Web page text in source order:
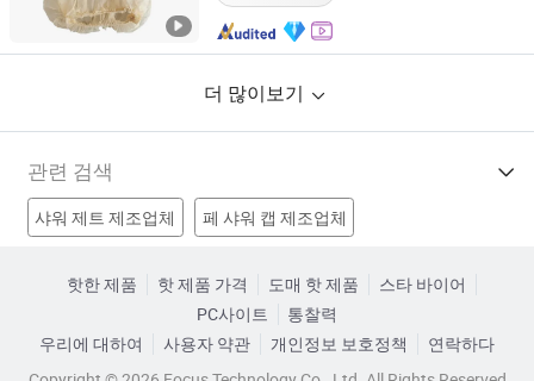
더 많이보기
관련 검색
샤워 제트 제조업체 페 샤워 캡 제조업체
비직조 간호사 모자 공장 주름이 있는 모자 공장
핫한 제품 핫 제품 가격 도매 핫 제품
스타 바이어
PC사이트
통찰력
우리에 대하여
사용자 약관 개인정보 보호정책
연락하다